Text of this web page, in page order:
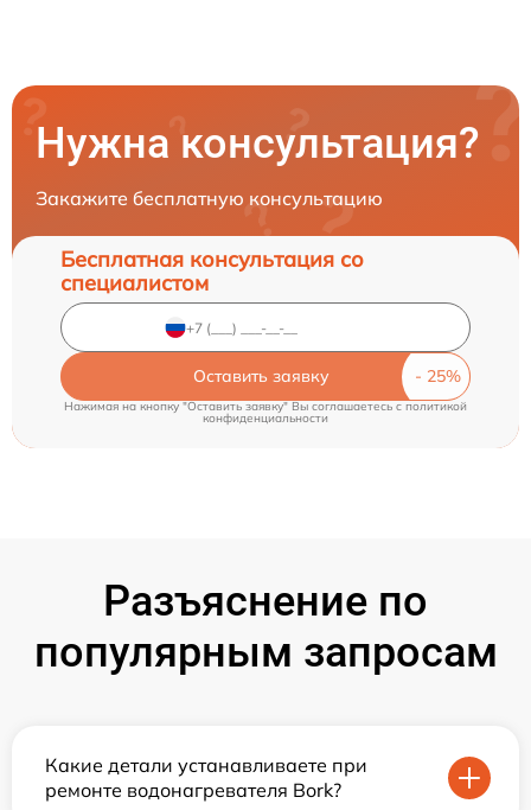
Нужна консультация?
Закажите бесплатную консультацию
Бесплатная консультация со
специалистом
Оставить заявку
Нажимая на кнопку "Оставить заявку" Вы соглашаетесь cполитикой
конфиденциальности
Разъяснение по
популярным запросам
Какие детали устанавливаете при
ремонте водонагревателя Bork?